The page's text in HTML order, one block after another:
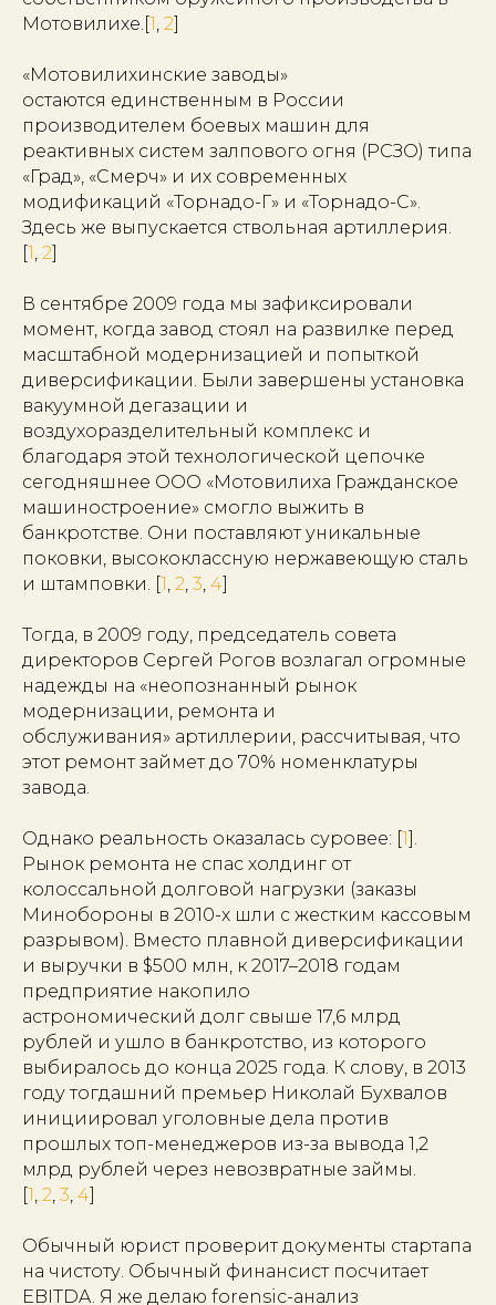
Мотовилихе.[1, 2]
«Мотовилихинские заводы»
остаются единственным в России
производителем боевых машин для
реактивных систем залпового огня (РСЗО) типа
«Град», «Смерч» и их современных
модификаций «Торнадо-Г» и «Торнадо-С».
Здесь же выпускается ствольная артиллерия.
[1, 2]
В сентябре 2009 года мы зафиксировали
момент, когда завод стоял на развилке перед
масштабной модернизацией и попыткой
диверсификации. Были завершены установка
вакуумной дегазации и
воздухоразделительный комплекс и
благодаря этой технологической цепочке
сегодняшнее ООО «Мотовилиха Гражданское
машиностроение» смогло выжить в
банкротстве. Они поставляют уникальные
поковки, высококлассную нержавеющую сталь
и штамповки. [1, 2, 3, 4]
Тогда, в 2009 году, председатель совета
директоров Сергей Рогов возлагал огромные
надежды на «неопознанный рынок
модернизации, ремонта и
обслуживания» артиллерии, рассчитывая, что
этот ремонт займет до 70% номенклатуры
завода.
Однако реальность оказалась суровее: [1].
Рынок ремонта не спас холдинг от
колоссальной долговой нагрузки (заказы
Минобороны в 2010-х шли с жестким кассовым
разрывом). Вместо плавной диверсификации
и выручки в $500 млн, к 2017–2018 годам
предприятие накопило
астрономический долг свыше 17,6 млрд
рублей и ушло в банкротство, из которого
выбиралось до конца 2025 года. К слову, в 2013
году тогдашний премьер Николай Бухвалов
инициировал уголовные дела против
прошлых топ-менеджеров из-за вывода 1,2
млрд рублей через невозвратные займы.
[1, 2, 3, 4]
Обычный юрист проверит документы стартапа
на чистоту. Обычный финансист посчитает
EBITDA. Я же делаю forensic-анализ